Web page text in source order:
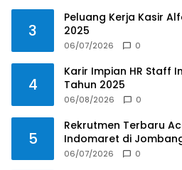
3
Peluang Kerja Kasir
2025
06/07/2026 0
4
Karir Impian HR Staff
Tahun 2025
06/08/2026 0
5
Rekrutmen Terbaru
Indomaret di
06/07/2026 0